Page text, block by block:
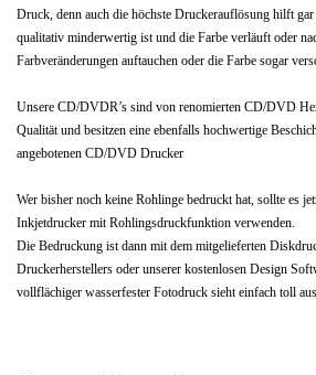
Druck, denn auch die höchste Druckerauflösung hilft
qualitativ minderwertig ist und die Farbe verläuft oder
Farbveränderungen auftauchen oder die Farbe sogar
Unsere CD/DVDR’s sind von renomierten CD/DVD
Qualität und besitzen eine ebenfalls hochwertige
angebotenen CD/DVD Drucker
Wer bisher noch keine Rohlinge bedruckt hat, sollte es
Inkjetdrucker mit Rohlingsdruckfunktion verwenden.
Die Bedruckung ist dann mit dem mitgelieferten
Druckerherstellers oder unserer kostenlosen Design
vollflächiger wasserfester Fotodruck sieht einfach toll